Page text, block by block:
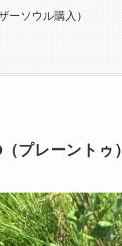
ーソウル購入）
プレーントゥ）